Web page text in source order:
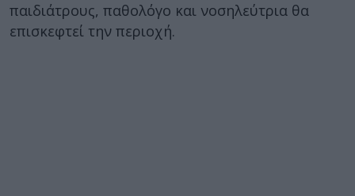
παιδιάτρους, παθολόγο και νοσηλεύτρια θα
επισκεφτεί την περιοχή.